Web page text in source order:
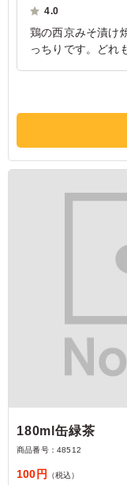
ともにご賞味ください
4.0
鶏の西京みそ漬け
っちりです。どれ
180ml缶緑茶
商品番号： 48512
100円 （税込）